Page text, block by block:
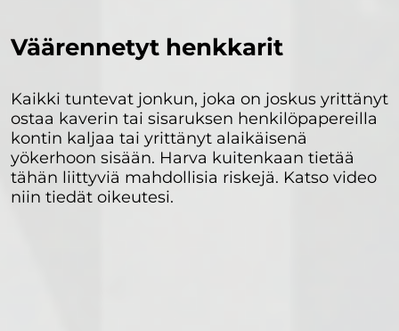
Väärennetyt henkkarit
Kaikki tuntevat jonkun, joka on joskus yrittänyt
ostaa kaverin tai sisaruksen henkilöpapereilla
kontin kaljaa tai yrittänyt alaikäisenä
yökerhoon sisään. Harva kuitenkaan tietää
tähän liittyviä mahdollisia riskejä. Katso video
niin tiedät oikeutesi.